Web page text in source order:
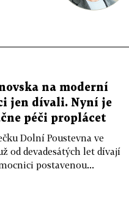
na moderní
jen dívali. Nyní je
péči proplácet
Dolní Poustevna ve
od devadesátých let dívají
postavenou...